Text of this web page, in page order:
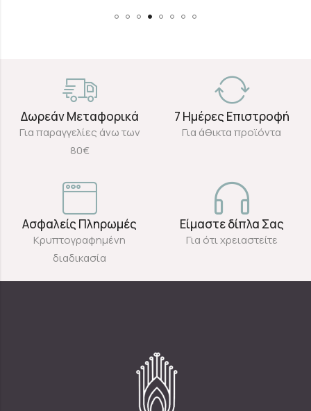
Δωρεάν Μεταφορικά
Για παραγγελίες άνω των
80€
7 Ημέρες Επιστροφή
Για άθικτα προϊόντα
Ασφαλείς Πληρωμές
Κρυπτογραφημένη
διαδικασία
Είμαστε δίπλα Σας
Για ότι χρειαστείτε